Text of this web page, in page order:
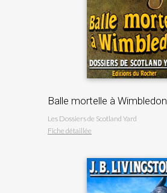
Balle mortelle à Wimbledon
Les Dossiers de Scotland Yard
Fiche détaillée